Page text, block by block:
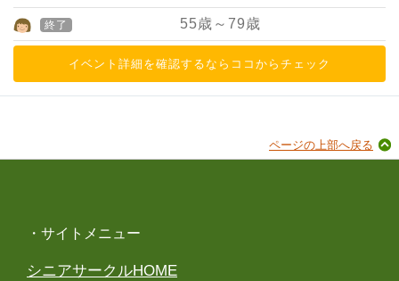
終了 55歳～79歳
イベント詳細を確認するならココからチェック
ページの上部へ戻る
・サイトメニュー
シニアサークルHOME